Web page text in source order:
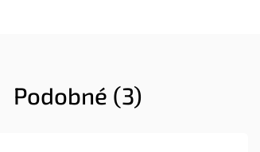
Podobné (3)